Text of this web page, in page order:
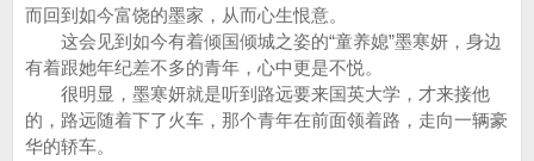
而回到如今富饶的墨家，从而心生恨意。
这会见到如今有着倾国倾城之姿的“童养媳”墨寒妍，身边
有着跟她年纪差不多的青年，心中更是不悦。
很明显，墨寒妍就是听到路远要来国英大学，才来接他
的，路远随着下了火车，那个青年在前面领着路，走向一辆豪
华的轿车。